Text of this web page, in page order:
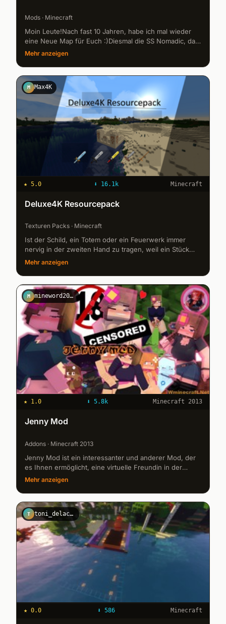
Mods · Minecraft
Moin Leute!Nach fast 10 Jahren, habe ich mal wieder
eine Neue Map für Euch :)Diesmal die SS Nomadic, das
letzte noch exitierende Dampfschiff der White Star Line,
welches von Che...
Mehr anzeigen
M Max4K
★ 5.0 ⬇ 16.1k Minecraft
Deluxe4K Resourcepack
Texturen Packs · Minecraft
Ist der Schild, ein Totem oder ein Feuerwerk immer
nervig in der zweiten Hand zu tragen, weil ein Stück
des Bildschirms gefüllt wird? Nun, dieses Resource
Pack nimmt sich dem an...
Mehr anzeigen
M mineword2023
★ 1.0 ⬇ 5.8k Minecraft 2013
Jenny Mod
Addons · Minecraft 2013
Jenny Mod ist ein interessanter und anderer Mod, der
es Ihnen ermöglicht, eine virtuelle Freundin in der
Minecraft-Welt zu haben. Mit dem Jenny-Mod können
Mehr anzeigen
T toni_delacreme
★ 0.0 ⬇ 586 Minecraft